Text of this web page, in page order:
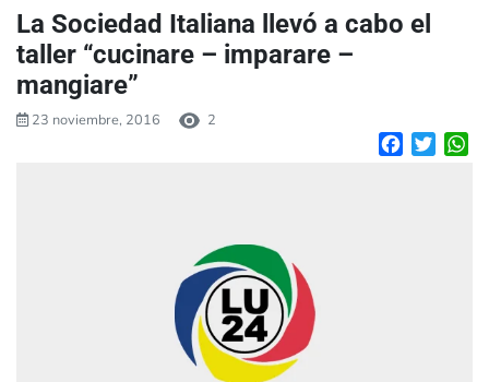
La Sociedad Italiana llevó a cabo el
taller “cucinare – imparare –
mangiare”
23 noviembre, 2016 2
Facebook